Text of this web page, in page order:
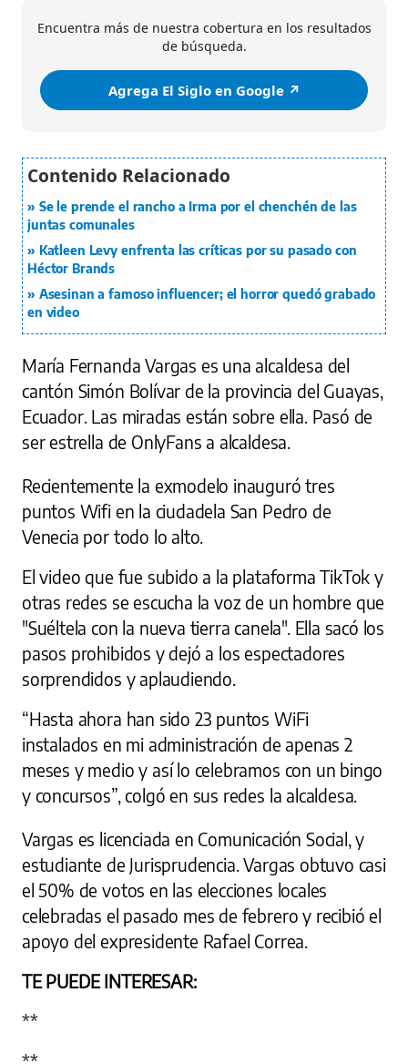
Encuentra más de nuestra cobertura en los resultados
de búsqueda.
Agrega El Siglo en Google ↗️
Se le prende el rancho a Irma por el chenchén de las
juntas comunales
Katleen Levy enfrenta las críticas por su pasado con
Héctor Brands
Asesinan a famoso influencer; el horror quedó grabado
en video
María Fernanda Vargas es una alcaldesa del
cantón Simón Bolívar de la provincia del Guayas,
Ecuador. Las miradas están sobre ella. Pasó de
ser estrella de OnlyFans a alcaldesa.
Recientemente la exmodelo inauguró tres
puntos Wifi en la ciudadela San Pedro de
Venecia por todo lo alto.
El video que fue subido a la plataforma TikTok y
otras redes se escucha la voz de un hombre que
"Suéltela con la nueva tierra canela". Ella sacó los
pasos prohibidos y dejó a los espectadores
sorprendidos y aplaudiendo.
“Hasta ahora han sido 23 puntos WiFi
instalados en mi administración de apenas 2
meses y medio y así lo celebramos con un bingo
y concursos”, colgó en sus redes la alcaldesa.
Vargas es licenciada en Comunicación Social, y
estudiante de Jurisprudencia. Vargas obtuvo casi
el 50% de votos en las elecciones locales
celebradas el pasado mes de febrero y recibió el
apoyo del expresidente Rafael Correa.
TE PUEDE INTERESAR:
**